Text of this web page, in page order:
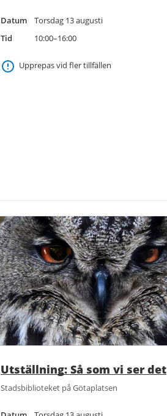
Datum
Torsdag 13 augusti
Tid
10:00–16:00
Upprepas vid fler tillfällen
Utställning: Så som vi ser det
Stadsbiblioteket på Götaplatsen